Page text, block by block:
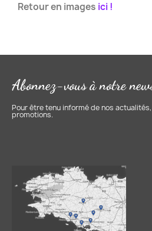
Retour en images ici !
Abonnez-vous à notre
Pour être tenu informé de nos
promotions.